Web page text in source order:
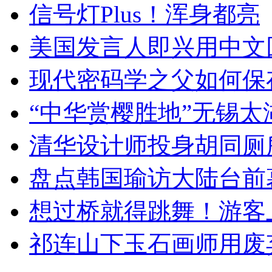
信号灯Plus！浑身都亮
美国发言人即兴用中
现代密码学之父如何
“中华赏樱胜地”无锡
清华设计师投身胡同
盘点韩国瑜访大陆台
想过桥就得跳舞！游客
祁连山下玉石画师用